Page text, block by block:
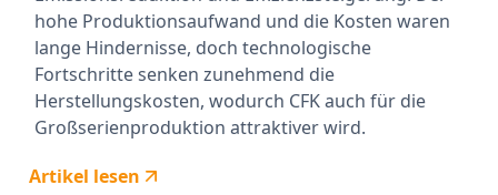
hohe Produktionsaufwand und die Kosten waren
lange Hindernisse, doch technologische
Fortschritte senken zunehmend die
Herstellungskosten, wodurch CFK auch für die
Großserienproduktion attraktiver wird.
Artikel lesen